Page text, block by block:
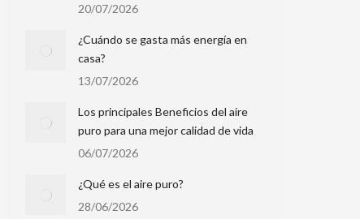
20/07/2026
¿Cuándo se gasta más energía en
casa?
13/07/2026
Los principales Beneficios del aire
puro para una mejor calidad de vida
06/07/2026
¿Qué es el aire puro?
28/06/2026